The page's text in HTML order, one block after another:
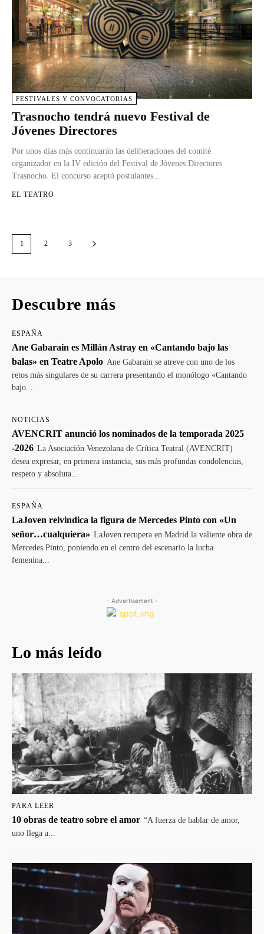
FESTIVALES Y CONVOCATORIAS
Trasnocho tendrá nuevo Festival de
Jóvenes Directores
Por unos días más continuarán las deliberaciones del comité
organizador en la IV edición del Festival de Jóvenes Directores
Trasnocho. El concurso aceptó postulantes...
EL TEATRO
1 2 3
Descubre más
ESPAÑA
Ane Gabarain es Millán Astray en «Cantando bajo las
balas» en Teatre Apolo Ane Gabarain se atreve con uno de los
retos más singulares de su carrera presentando el monólogo «Cantando
bajo...
NOTICIAS
AVENCRIT anunció los nominados de la temporada 2025
-2026 La Asociación Venezolana de Crítica Teatral (AVENCRIT)
desea expresar, en primera instancia, sus más profundas condolencias,
respeto y absoluta...
ESPAÑA
LaJoven reivindica la figura de Mercedes Pinto con «Un
señor…cualquiera» LaJoven recupera en Madrid la valiente obra de
Mercedes Pinto, poniendo en el centro del escenario la lucha
femenina...
- Advertisement -
Lo más leído
PARA LEER
10 obras de teatro sobre el amor “A fuerza de hablar de amor,
uno llega a...